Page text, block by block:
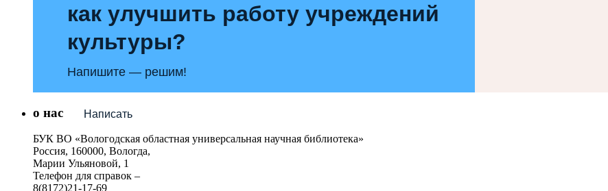
как улучшить работу учреждений
культуры?
Напишите — решим!
Написать
о нас
БУК ВО «Вологодская областная универсальная научная библиотека»
Россия, 160000, Вологда,
Марии Ульяновой, 1
Телефон для справок –
8(8172)21-17-69